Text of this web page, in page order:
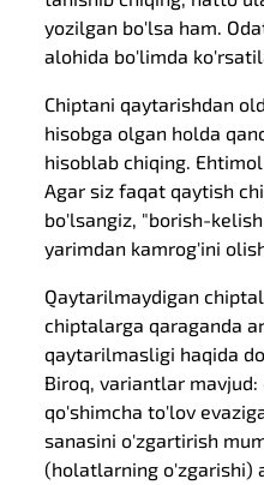
yozilgan bo'lsa ham.
alohida bo'limda
Chiptani qaytarishdan
hisobga olgan holda
hisoblab chiqing.
Agar siz faqat qaytish
bo'lsangiz, "borish-
yarimdan kamrog'ini
Qaytarilmaydigan
chiptalarga qaraganda
qaytarilmasligi haqida
Biroq, variantlar
qo'shimcha to'lov
sanasini o'zgartirish
(holatlarning o'zgarishi)